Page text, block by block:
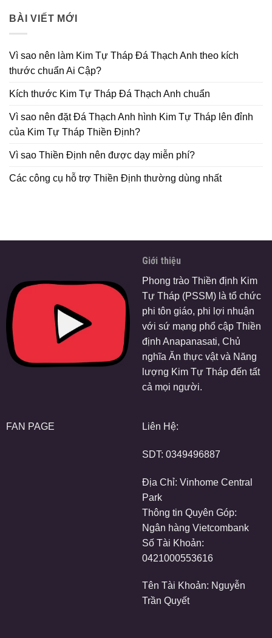
BÀI VIẾT MỚI
Vì sao nên làm Kim Tự Tháp Đá Thạch Anh theo kích
thước chuẩn Ai Cập?
Kích thước Kim Tự Tháp Đá Thạch Anh chuẩn
Vì sao nên đặt Đá Thạch Anh hình Kim Tự Tháp lên đỉnh
của Kim Tự Tháp Thiền Định?
Vì sao Thiền Định nên được dạy miễn phí?
Các công cụ hỗ trợ Thiền Định thường dùng nhất
Giới thiệu
Phong trào Thiền định Kim
Tự Tháp (PSSM) là tổ chức
phi tôn giáo, phi lợi nhuận
với sứ mạng phổ cập Thiền
định Anapanasati, Chủ
nghĩa Ăn thực vật và Năng
lượng Kim Tự Tháp đến tất
cả mọi người.
FAN PAGE Liên Hệ:
SDT: 0349496887
Địa Chỉ: Vinhome Central
Park
Thông tin Quyên Góp:
Ngân hàng Vietcombank
Số Tài Khoản:
0421000553616
Tên Tài Khoản: Nguyễn
Trần Quyết